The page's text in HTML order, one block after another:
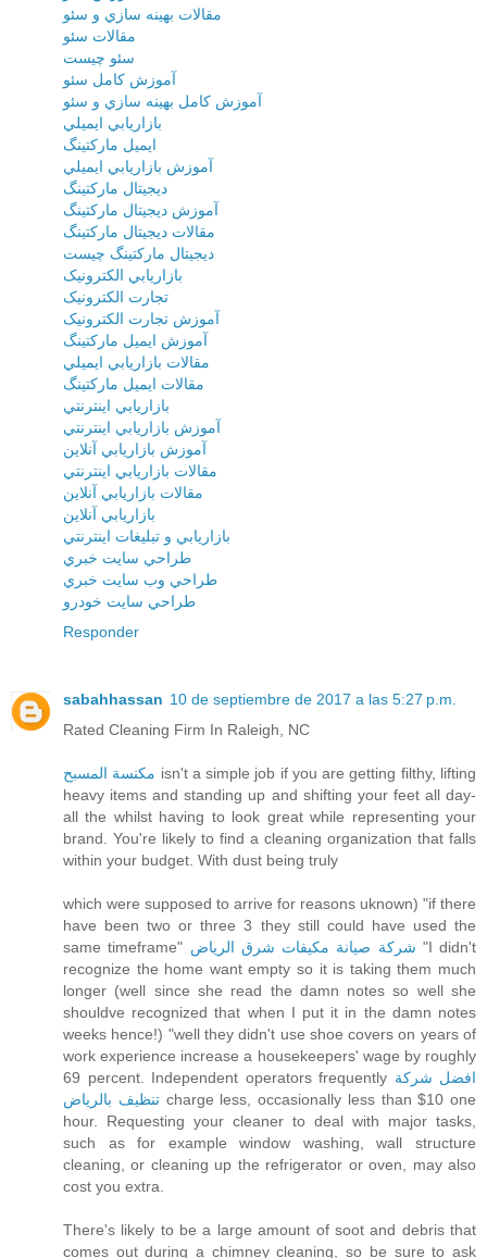
مقالات بهينه سازي و سئو
مقالات سئو
سئو چيست
آموزش کامل سئو
آموزش کامل بهينه سازي و سئو
بازاريابي ايميلي
ايميل مارکتينگ
آموزش بازاريابي ايميلي
ديجيتال مارکتينگ
آموزش ديجيتال مارکتينگ
مقالات ديجيتال مارکتينگ
ديجيتال مارکتينگ چيست
بازاريابي الکترونيک
تجارت الکترونيک
آموزش تجارت الکترونيک
آموزش ايميل مارکتينگ
مقالات بازاريابي ايميلي
مقالات ايميل مارکتينگ
بازاريابي اينترنتي
آموزش بازاريابي اينترنتي
آموزش بازاريابي آنلاين
مقالات بازاريابي اينترنتي
مقالات بازاريابي آنلاين
بازاريابي آنلاين
بازاريابي و تبليغات اينترنتي
طراحي سايت خبري
طراحي وب سايت خبري
طراحي سايت خودرو
Responder
sabahhassan 10 de septiembre de 2017 a las 5:27 p.m.
Rated Cleaning Firm In Raleigh, NC
مكنسة المسبح isn't a simple job if you are getting filthy, lifting
heavy items and standing up and shifting your feet all day-
all the whilst having to look great while representing your
brand. You're likely to find a cleaning organization that falls
within your budget. With dust being truly
which were supposed to arrive for reasons uknown) "if there
have been two or three 3 they still could have used the
same timeframe" شركة صيانة مكيفات شرق الرياض "I didn't
recognize the home want empty so it is taking them much
longer (well since she read the damn notes so well she
shouldve recognized that when I put it in the damn notes
weeks hence!) "well they didn't use shoe covers on years of
work experience increase a housekeepers' wage by roughly
69 percent. Independent operators frequently افضل شركة
تنظيف بالرياضcharge less, occasionally less than $10 one
hour. Requesting your cleaner to deal with major tasks,
such as for example window washing, wall structure
cleaning, or cleaning up the refrigerator or oven, may also
cost you extra.
There's likely to be a large amount of soot and debris that
comes out during a chimney cleaning, so be sure to ask